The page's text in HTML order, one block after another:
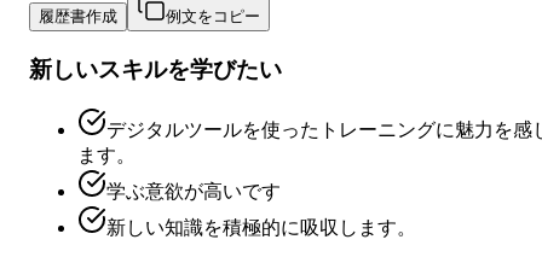
履歴書作成 例文をコピー
新しいスキルを学びたい
デジタルツールを使ったトレーニングに魅力を感
ます。
学ぶ意欲が高いです
新しい知識を積極的に吸収します。